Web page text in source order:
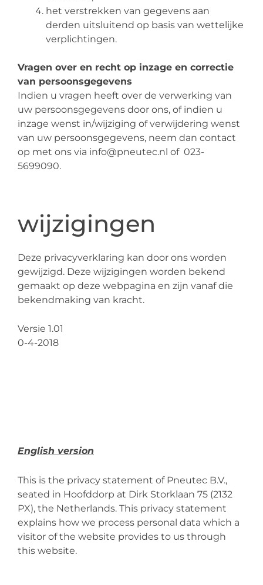
het verstrekken van gegevens aan
derden uitsluitend op basis van wettelijke
verplichtingen.
Vragen over en recht op inzage en correctie
van persoonsgegevens
Indien u vragen heeft over de verwerking van
uw persoonsgegevens door ons, of indien u
inzage wenst in/wijziging of verwijdering wenst
van uw persoonsgegevens, neem dan contact
op met ons via info@pneutec.nl of 023-
5699090.
wijzigingen
Deze privacyverklaring kan door ons worden
gewijzigd. Deze wijzigingen worden bekend
gemaakt op deze webpagina en zijn vanaf die
bekendmaking van kracht.
Versie 1.01
0-4-2018
English version
This is the privacy statement of Pneutec B.V.,
seated in Hoofddorp at Dirk Storklaan 75 (2132
PX), the Netherlands. This privacy statement
explains how we process personal data which a
visitor of the website provides to us through
this website.